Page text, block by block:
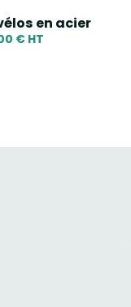
en acier
€ HT